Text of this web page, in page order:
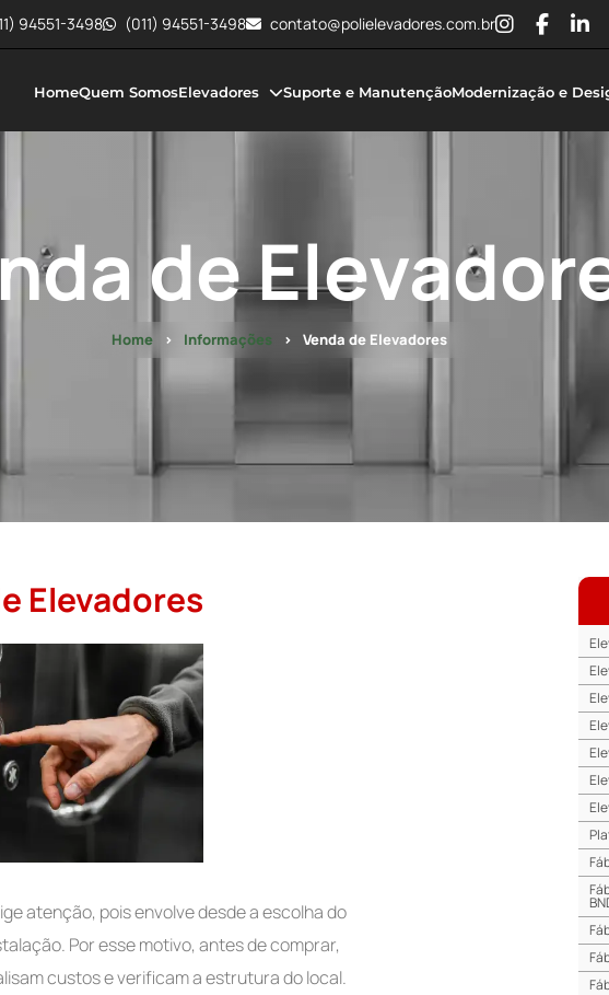
94551-3498 (011) 94551-3498 contato@polielevadores.com.br
HomeQuem SomosElevadores Suporte e ManutençãoModernização e
de
Home Informações Venda de Elevadores
Elevadores
atenção, pois envolve desde a escolha do
Por esse motivo, antes de comprar,
custos e verificam a estrutura do local.